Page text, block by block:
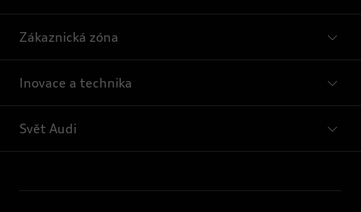
Zákaznická zóna
Inovace a technika
Svět Audi